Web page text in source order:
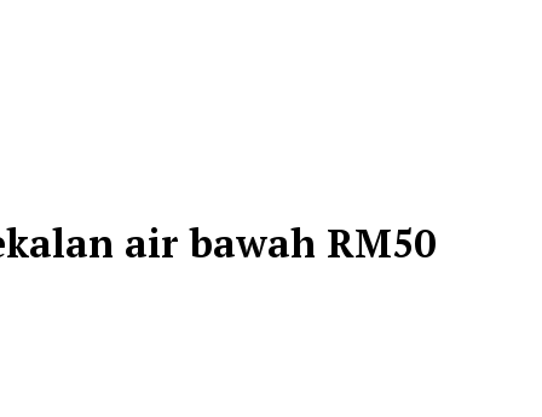
air bawah RM50